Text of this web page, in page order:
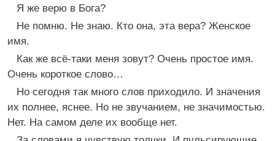
Я же верю в Бога?
Не помню. Не знаю. Кто она, эта вера? Женское
имя.
Как же всё-таки меня зовут? Очень простое имя.
Очень короткое слово…
Но сегодня так много слов приходило. И значения
их полнее, яснее. Но не звучанием, не значимостью.
Нет. На самом деле их вообще нет.